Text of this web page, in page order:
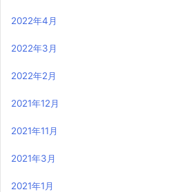
2022年4月
2022年3月
2022年2月
2021年12月
2021年11月
2021年3月
2021年1月